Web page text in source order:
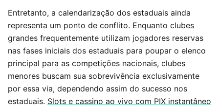
Entretanto, a calendarização dos estaduais ainda
representa um ponto de conflito. Enquanto clubes
grandes frequentemente utilizam jogadores reservas
nas fases iniciais dos estaduais para poupar o elenco
principal para as competições nacionais, clubes
menores buscam sua sobrevivência exclusivamente
por essa via, dependendo assim do sucesso nos
estaduais. Slots e cassino ao vivo com PIX instantâneo